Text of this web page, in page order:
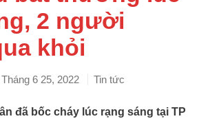
2 người
khỏi
Tháng 6 25, 2022 Tin tức
đã bốc cháy lúc rạng sáng tại TP